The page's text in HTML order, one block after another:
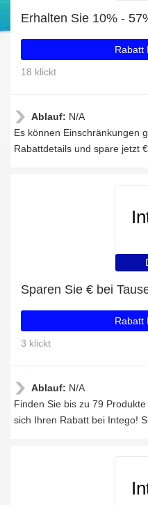
Erhalten Sie 10% -
Rabatt
18 klickt
Ablauf: N/A
Es können Einschränkungen
Rabattdetails und spare jetzt €
Sparen Sie € bei
Rabatt
3 klickt
Ablauf: N/A
Finden Sie bis zu 79
sich Ihren Rabatt bei Intego!